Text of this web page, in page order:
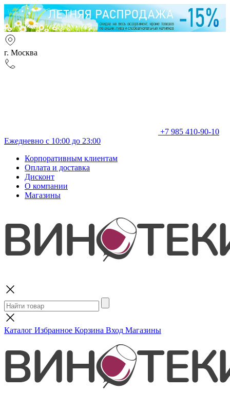
г. Москва
+7 985 410-90-10
Ежедневно с 10:00 до 23:00
Корпоративным клиентам
Оплата и доставка
Дисконт
О компании
Магазины
Каталог Избранное Корзина Вход Магазины